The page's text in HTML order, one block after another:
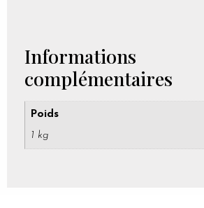
Informations
complémentaires
Poids
1 kg